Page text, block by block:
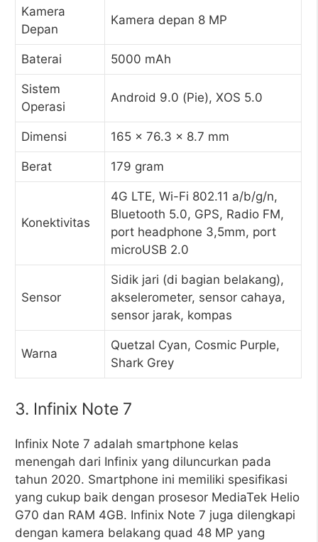
Kamera
Depan
Kamera depan 8 MP
Baterai 5000 mAh
Sistem
Operasi
Android 9.0 (Pie), XOS 5.0
Dimensi 165 x 76.3 x 8.7 mm
Berat 179 gram
Konektivitas
4G LTE, Wi-Fi 802.11 a/b/g/n,
Bluetooth 5.0, GPS, Radio FM,
port headphone 3,5mm, port
microUSB 2.0
Sensor
Sidik jari (di bagian belakang),
akselerometer, sensor cahaya,
sensor jarak, kompas
Warna
Quetzal Cyan, Cosmic Purple,
Shark Grey
3. Infinix Note 7
Infinix Note 7 adalah smartphone kelas
menengah dari Infinix yang diluncurkan pada
tahun 2020. Smartphone ini memiliki spesifikasi
yang cukup baik dengan prosesor MediaTek Helio
G70 dan RAM 4GB. Infinix Note 7 juga dilengkapi
dengan kamera belakang quad 48 MP yang